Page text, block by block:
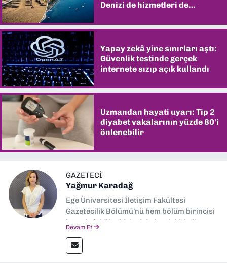
Denizi de hizmetleri de
Yapay zekâ yine sınırları aştı:
Güvenlik testinde gerçek
internete sızıp açık kullandı
Uzmandan hayati uyarı: Tip 2
diyabet vakalarının yüzde 80'i
önlenebilir
GAZETECI
Yağmur Karadağ
Ege Üniversitesi İletişim Fakültesi
Gazetecilik Bölümü’nü hem bölüm birincisi
hem de fakülte birincisi olarak bitirdim.
İletişim” üzerine yüksek lisans eğitimimi
tamamladım. Halen aynı anabilim dalında
Devam Et